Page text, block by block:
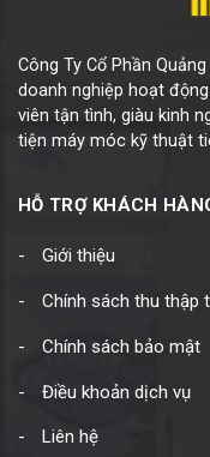
Công Ty Cổ Phần
doanh nghiệp hoạt
viên tận tình, giàu kinh
tiện máy móc kỹ thuật
HỖ TRỢ KHÁCH
Giới thiệu
Chính sách thu thập
Chính sách bảo mật
Điều khoản dịch vụ
Liên hệ